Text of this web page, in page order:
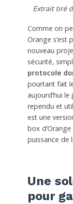
Extrait tiré
Comme on
Orange s’est
nouveau
sécurité,
protocole
pourtant fait
aujourd’hui
rependu et
est une
box
puissance de
Une
pour